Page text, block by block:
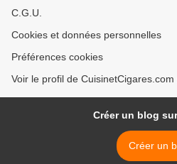
C.G.U.
Cookies et données personnelles
Préférences cookies
Voir le profil de
Créer un blog
Créer un